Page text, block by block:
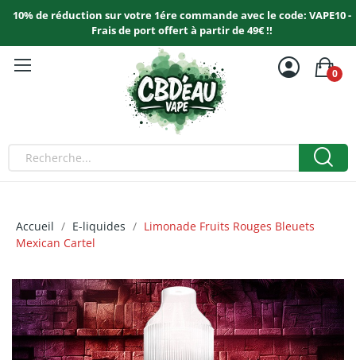
10% de réduction sur votre 1ére commande avec le code: VAPE10 -
Frais de port offert à partir de 49€ !!
0
Accueil E-liquides
Limonade Fruits Rouges Bleuets
Mexican Cartel